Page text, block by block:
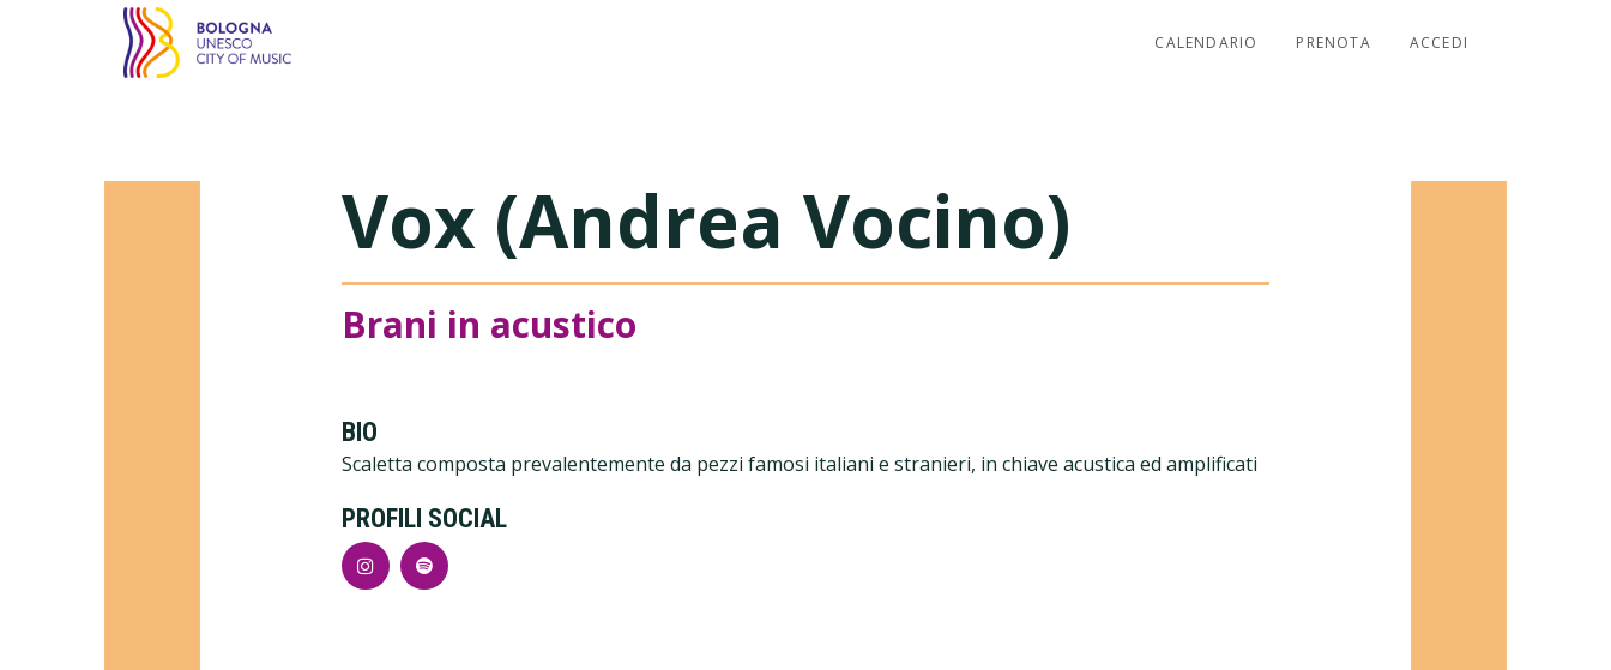
CALENDARIO PRENOTA ACCEDI
Vox (Andrea Vocino)
Brani in acustico
BIO
Scaletta composta prevalentemente da pezzi famosi italiani e stranieri, in chiave acustica ed amplificati
PROFILI SOCIAL